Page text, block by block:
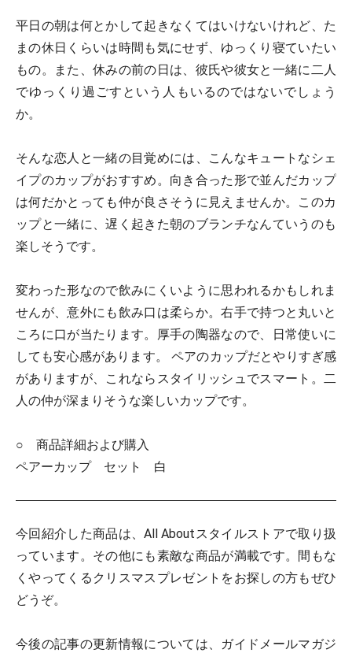
平日の朝は何とかして起きなくてはいけないけれど、た
まの休日くらいは時間も気にせず、ゆっくり寝ていたい
もの。また、休みの前の日は、彼氏や彼女と一緒に二人
でゆっくり過ごすという人もいるのではないでしょう
か。
そんな恋人と一緒の目覚めには、こんなキュートなシェ
イプのカップがおすすめ。向き合った形で並んだカップ
は何だかとっても仲が良さそうに見えませんか。このカ
ップと一緒に、遅く起きた朝のブランチなんていうのも
楽しそうです。
変わった形なので飲みにくいように思われるかもしれま
せんが、意外にも飲み口は柔らか。右手で持つと丸いと
ころに口が当たります。厚手の陶器なので、日常使いに
しても安心感があります。 ペアのカップだとやりすぎ感
がありますが、これならスタイリッシュでスマート。二
人の仲が深まりそうな楽しいカップです。
○ 商品詳細および購入
ペアーカップ セット 白
今回紹介した商品は、All Aboutスタイルストアで取り扱
っています。その他にも素敵な商品が満載です。間もな
くやってくるクリスマスプレゼントをお探しの方もぜひ
どうぞ。
今後の記事の更新情報については、ガイドメールマガジ